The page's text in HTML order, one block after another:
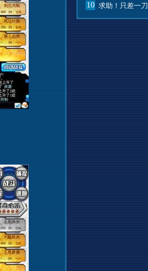
10 求助！只差一刀